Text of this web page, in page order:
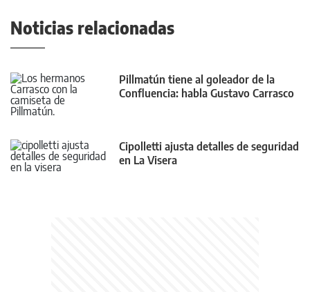
Noticias relacionadas
Pillmatún tiene al goleador de la
Confluencia: habla Gustavo Carrasco
Cipolletti ajusta detalles de seguridad
en La Visera